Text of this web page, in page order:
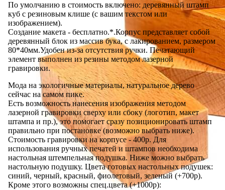
По умолчанию в стоимость включено: деревянный штамп
куб с резиновым клише (с вашим текстом или
изображением).
Создание макета - бесплатно.*.Корпус представляет собой
деревянный блок из массив бука, с лакированием, размером
80*40мм.Удобен из-за отсутствия ручки. Печатающий
элемент выполнен из резины методом лазерной
гравировки.
Мода на экологичные материалы, натуральное дерево
сейчас на самом пике.
Есть возможность нанесения изображения методом
лазерной гравировки сверху или сбоку (логотип, макет
штампа и пр.), это помогает сразу позиционировать штамп
правильно при постановке (возможно выбрать ниже).
Стоимость гравировки на корпусе - 400р. Для
использования ручных печатей и штампов необходима
настольная штемпельная подушка. Ниже можно выбрать
настольную подушку. Цвета готовых настольных подушек:
синий, черный, красный, фиолетовый, зеленый (+700р).
Кроме этого возможны спец.цвета (+1000р):